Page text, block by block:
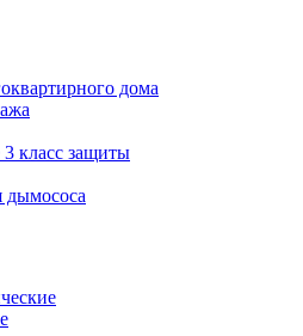
дома
класс защиты
дымососа